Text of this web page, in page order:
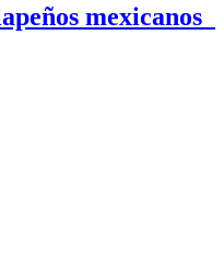
mexicanos